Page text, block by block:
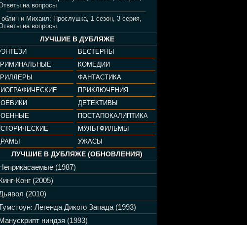
на вопросы
Гоблин и Михаил: Прослушка, 1 сезон, 3 серия,
на вопросы
ЛУЧШИЕ В ДУБЛЯЖЕ
ВЕСТЕРНЫ
КОМЕДИИ
ФАНТАСТИКА
ПРИКЛЮЧЕНИЯ
ДЕТЕКТИВЫ
ПОСТАПОКАЛИПТИКА
МУЛЬТФИЛЬМЫ
УЖАСЫ
ЛУЧШИЕ В ДУБЛЯЖЕ (ОБНОВЛЕНИЯ)
(1987)
Конг (2005)
(2010)
Легенда Дикого Запада (1993)
ниндзя (1993)